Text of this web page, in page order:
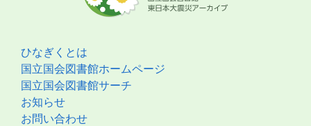
ひなぎくとは
国立国会図書館ホームページ
国立国会図書館サーチ
お知らせ
お問い合わせ